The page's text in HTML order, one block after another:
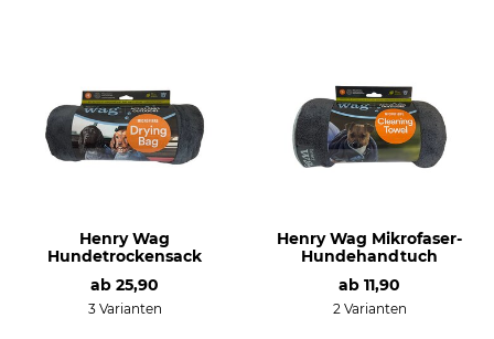
Henry Wag
Hundetrockensack
ab 25,90
3 Varianten
Henry Wag Mikrofaser-
Hundehandtuch
ab 11,90
2 Varianten